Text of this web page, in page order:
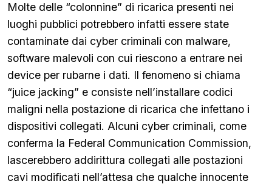
Molte delle “colonnine” di ricarica presenti nei
luoghi pubblici potrebbero infatti essere state
contaminate dai cyber criminali con malware,
software malevoli con cui riescono a entrare nei
device per rubarne i dati. Il fenomeno si chiama
“juice jacking” e consiste nell’installare codici
maligni nella postazione di ricarica che infettano i
dispositivi collegati. Alcuni cyber criminali, come
conferma la Federal Communication Commission,
lascerebbero addirittura collegati alle postazioni
cavi modificati nell’attesa che qualche innocente